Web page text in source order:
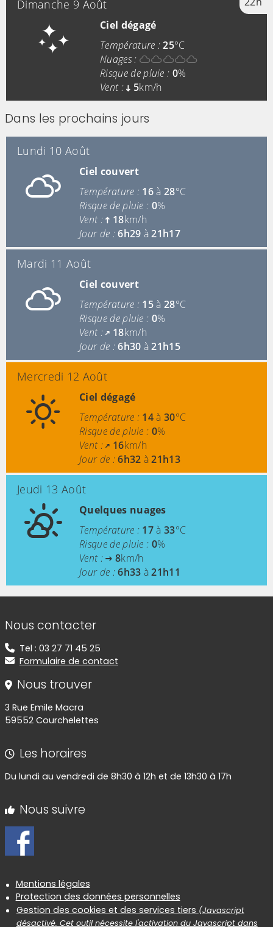
Dimanche 9 Août
Ciel dégagé
Température :25°C
Nuages :
Risque de pluie : 0%
Vent : 5km/h
Dans les prochains jours
Lundi 10 Août
Ciel couvert
Température : 16à28°C
Risque de pluie : 0%
Vent : 18km/h
Jour de :6h29 à21h17
Mardi 11 Août
Ciel couvert
Température : 15à28°C
Risque de pluie : 0%
Vent : 18km/h
Jour de :6h30 à21h15
Mercredi 12 Août
Ciel dégagé
Température : 14à30°C
Risque de pluie : 0%
Vent : 16km/h
Jour de :6h32 à21h13
Jeudi 13 Août
Quelques nuages
Température : 17à33°C
Risque de pluie : 0%
Vent :
8km/h
Jour de :6h33 à21h11
Informations de contact
Nous contacter
Tel : 03 27 71 45 25
Formulaire de contact
Nous trouver
3 Rue Emile Macra
59552 Courchelettes
Les horaires
Du lundi au vendredi de 8h30 à 12h et de 13h30 à 17h
Nous suivre
Informations réglementaires
Mentions légales
Protection des données personnelles
Gestion des cookies et des services tiers (Javascript
désactivé. Cet outil nécessite l'activation du Javascript dans